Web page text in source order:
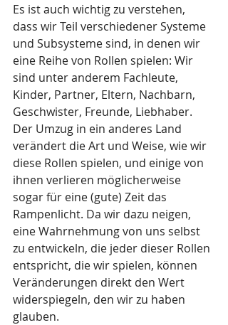
Es ist auch wichtig zu verstehen,
dass wir Teil verschiedener Systeme
und Subsysteme sind, in denen wir
eine Reihe von Rollen spielen: Wir
sind unter anderem Fachleute,
Kinder, Partner, Eltern, Nachbarn,
Geschwister, Freunde, Liebhaber.
Der Umzug in ein anderes Land
verändert die Art und Weise, wie wir
diese Rollen spielen, und einige von
ihnen verlieren möglicherweise
sogar für eine (gute) Zeit das
Rampenlicht. Da wir dazu neigen,
eine Wahrnehmung von uns selbst
zu entwickeln, die jeder dieser Rollen
entspricht, die wir spielen, können
Veränderungen direkt den Wert
widerspiegeln, den wir zu haben
glauben.